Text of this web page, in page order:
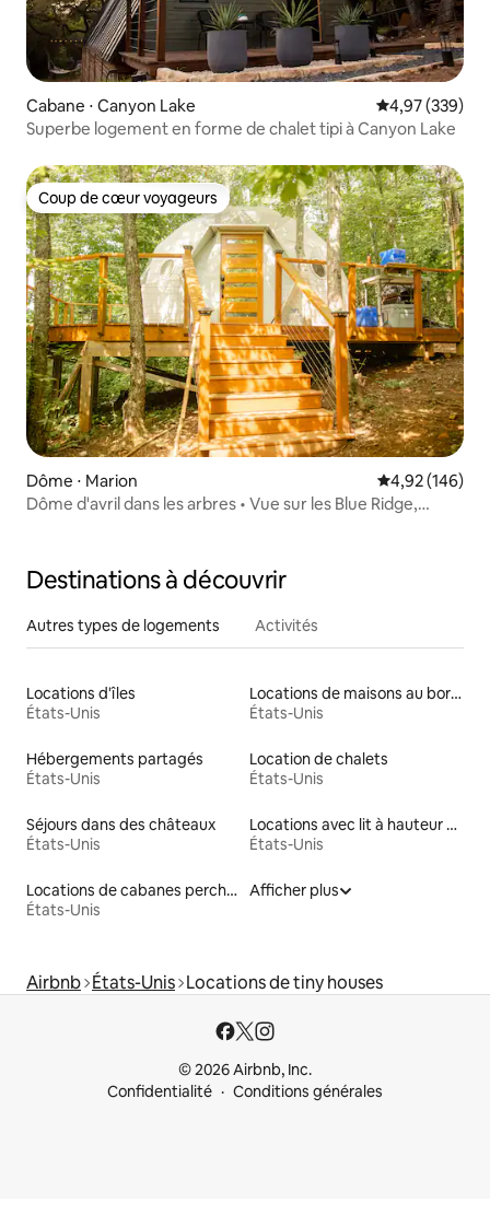
Cabane ⋅ Canyon Lake Évaluation
4,97 (339)
Superbe logement en forme de chalet tipi à Canyon Lake
Coup de cœur voyageurs
Coup de cœur voyageurs
Dôme ⋅ Marion Évaluation
4,92 (146)
Dôme d'avril dans les arbres • Vue sur les Blue Ridge,
Destinations à découvrir
Autres types de logements Activités
Locations d'îles
États-Unis
Locations de maisons au bord d'un lac
États-Unis
Hébergements partagés
États-Unis
Location de chalets
États-Unis
Séjours dans des châteaux
États-Unis
Locations avec lit à hauteur adaptée
États-Unis
Locations de cabanes perchées
États-Unis
Afficher plus
Airbnb États-Unis Locations de tiny houses
© 2026 Airbnb, Inc.
Confidentialité
Conditions générales